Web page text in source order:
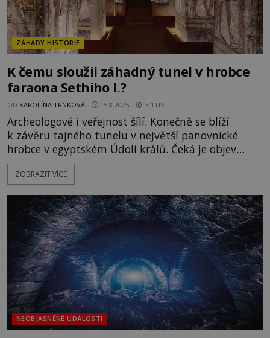
ZÁHADY HISTORIE
K čemu sloužil záhadný tunel v hrobce
faraona Sethiho I.?
OD KAROLÍNA TRNKOVÁ 15.8.2025 3.1TIS
Archeologové i veřejnost šílí. Konečně se blíží
k závěru tajného tunelu v největší panovnické
hrobce v egyptském Údolí králů. Čeká je objev
srovnatelný s nalezením místa posledního
odpočinku faraona Tutanchamona? Staří Egypťané
tak pro nic za nic! Italský dobrodruh Giovanni
Battista Belzoni (177
ZOBRAZIT VÍCE
NEOBJASNĚNÉ UDÁLOSTI